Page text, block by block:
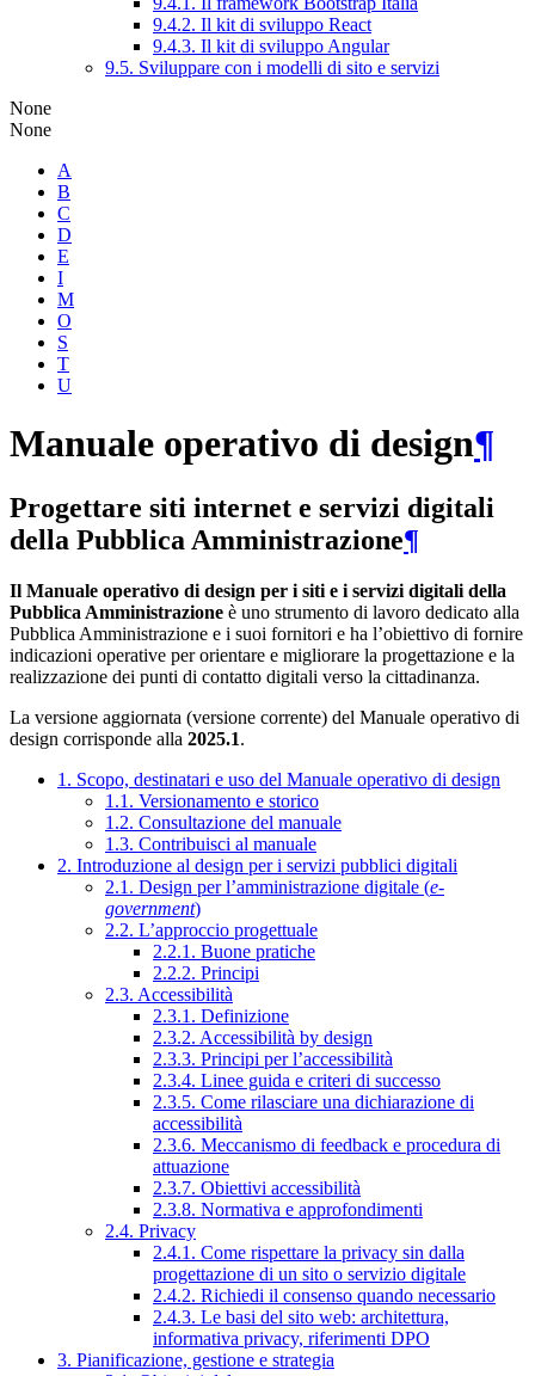
9.4.2. Il kit di sviluppo React
9.4.3. Il kit di sviluppo Angular
9.5. Sviluppare con i modelli di sito e servizi
None
None
A
B
C
D
E
I
M
O
S
T
U
Manuale operativo di design¶
Progettare siti internet e servizi digitali
della Pubblica Amministrazione¶
Il Manuale operativo di design per i siti e i servizi digitali della
Pubblica Amministrazione è uno strumento di lavoro dedicato alla
Pubblica Amministrazione e i suoi fornitori e ha l’obiettivo di fornire
indicazioni operative per orientare e migliorare la progettazione e la
realizzazione dei punti di contatto digitali verso la cittadinanza.
La versione aggiornata (versione corrente) del Manuale operativo di
design corrisponde alla 2025.1.
1. Scopo, destinatari e uso del Manuale operativo di design
1.1. Versionamento e storico
1.2. Consultazione del manuale
1.3. Contribuisci al manuale
2. Introduzione al design per i servizi pubblici digitali
2.1. Design per l’amministrazione digitale (e-
government)
2.2. L’approccio progettuale
2.2.1. Buone pratiche
2.2.2. Principi
2.3. Accessibilità
2.3.1. Definizione
2.3.2. Accessibilità by design
2.3.3. Principi per l’accessibilità
2.3.4. Linee guida e criteri di successo
2.3.5. Come rilasciare una dichiarazione di
accessibilità
2.3.6. Meccanismo di feedback e procedura di
attuazione
2.3.7. Obiettivi accessibilità
2.3.8. Normativa e approfondimenti
2.4. Privacy
2.4.1. Come rispettare la privacy sin dalla
progettazione di un sito o servizio digitale
2.4.2. Richiedi il consenso quando necessario
2.4.3. Le basi del sito web: architettura,
informativa privacy, riferimenti DPO
3. Pianificazione, gestione e strategia